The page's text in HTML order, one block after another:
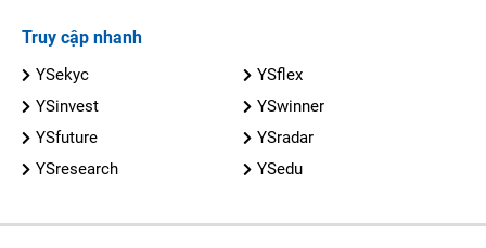
Truy cập nhanh
YSekyc
YSflex
YSinvest
YSwinner
YSfuture
YSradar
YSresearch
YSedu